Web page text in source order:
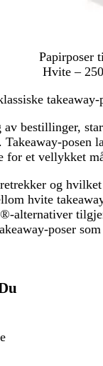
H
v
t
Papirposer
Hvite –
takeaway-
bestillinger,
posen
for et vellykket
og
hvite
alternativer
poser